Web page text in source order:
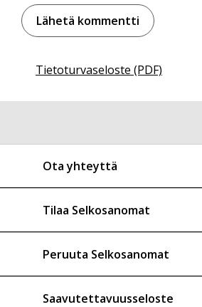
Tietoturvaseloste (PDF)
Ota yhteyttä
Tilaa Selkosanomat
Peruuta Selkosanomat
Saavutettavuusseloste